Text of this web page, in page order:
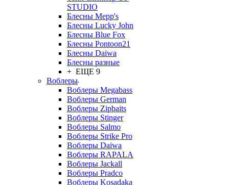
STUDIO
Блесны Mepp's
Блесны Lucky John
Блесны Blue Fox
Блесны Pontoon21
Блесны Daiwa
Блесны разные
+ ЕЩЕ 9
Воблеры
Воблеры Megabass
Воблеры German
Воблеры Zipbaits
Воблеры Stinger
Воблеры Salmo
Воблеры Strike Pro
Воблеры Daiwa
Воблеры RAPALA
Воблеры Jackall
Воблеры Pradco
Воблеры Kosadaka